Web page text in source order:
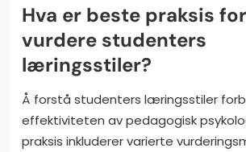
Hva er beste praksis
vurdere studenters
læringsstiler?
Å forstå studenters læringsstiler
effektiviteten av pedagogisk
praksis inkluderer varierte